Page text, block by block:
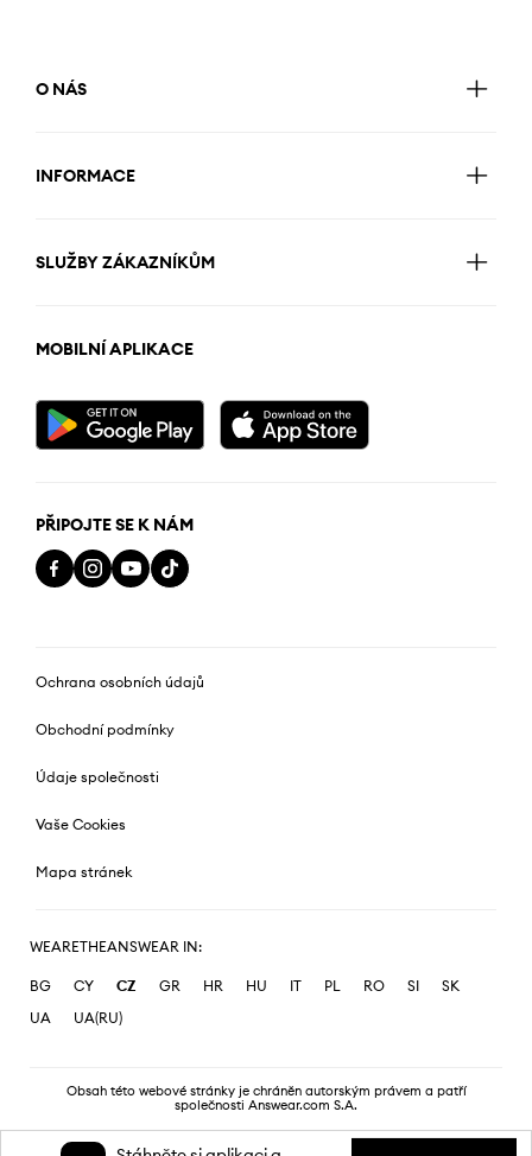
O NÁS
INFORMACE
SLUŽBY ZÁKAZNÍKŮM
MOBILNÍ APLIKACE
PŘIPOJTE SE K NÁM
Ochrana osobních údajů
Obchodní podmínky
Údaje společnosti
Vaše Cookies
Mapa stránek
WEARETHEANSWEAR IN:
BG CY CZ GR HR HU IT PL RO SI
SK
UA
UA(RU)
Obsah této webové stránky je chráněn autorským právem a patří
společnosti Answear.com S.A.